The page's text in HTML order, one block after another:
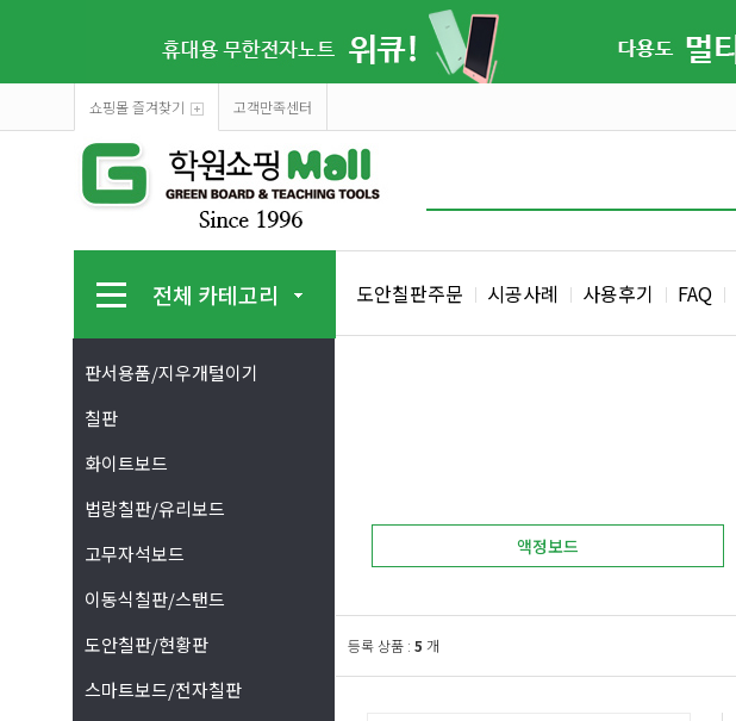
쇼핑몰 즐겨찾기 고객만족센터
전체 카테고리 도안칠판주문 시공사례 사용후기 FAQ
판서용품/지우개털이기
칠판
화이트보드
법랑칠판/유리보드
고무자석보드
이동식칠판/스탠드
도안칠판/현황판
스마트보드/전자칠판
액정보드
등록 상품 : 5 개